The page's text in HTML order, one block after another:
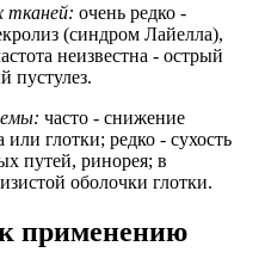
тканей: очень редко -
(синдром Лайелла),
неизвестна - острый
пустулез.
часто - снижение
глотки; редко - сухость
путей, ринорея; в
оболочки глотки.
применению